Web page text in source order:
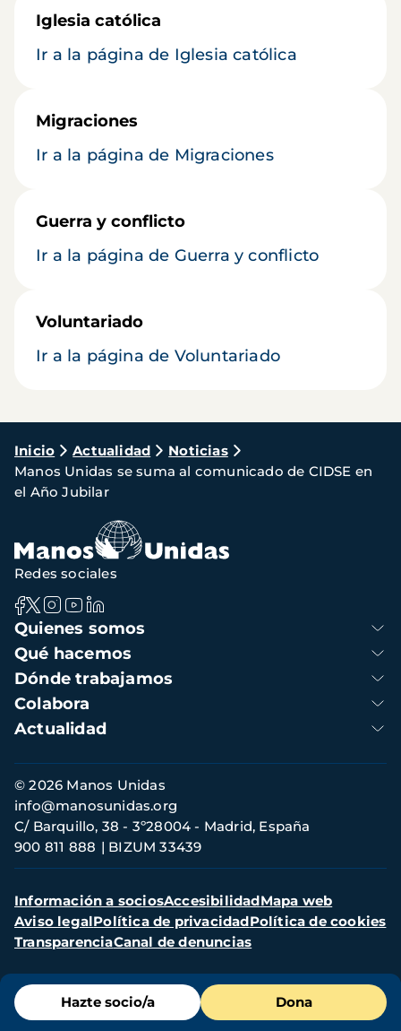
Iglesia católica
Ir a la página de Iglesia católica
Migraciones
Ir a la página de Migraciones
Guerra y conflicto
Ir a la página de Guerra y conflicto
Voluntariado
Ir a la página de Voluntariado
Ruta
de
navegación
Inicio Actualidad
Noticias
Manos Unidas se suma al comunicado de CIDSE en
el Año Jubilar
Menú
de
Hazte socio/a Dona
Navegación
principal
Quienes somos
Qué hacemos
Dónde trabajamos
Colabora
Actualidad
Redes sociales
Información
de
contacto
© 2026 Manos Unidas
C/ Barquillo, 38 - 3º28004 - Madrid, España
900 811 888
BIZUM 33439
info@manosunidas.org
Menú
secundario
Información a sociosAccesibilidadMapa web
Aviso legalPolítica de privacidadPolítica de cookies
TransparenciaCanal de denuncias